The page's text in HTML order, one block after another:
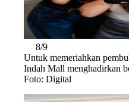
8/9
Untuk memeriahkan
Indah Mall menghadirkan
Foto: Digital